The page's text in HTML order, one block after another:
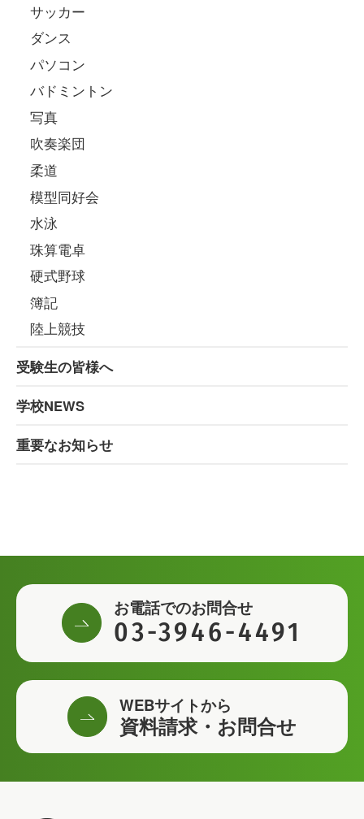
サッカー
ダンス
パソコン
バドミントン
写真
吹奏楽団
柔道
模型同好会
水泳
珠算電卓
硬式野球
簿記
陸上競技
受験生の皆様へ
学校NEWS
重要なお知らせ
お電話でのお問合せ
03-3946-4491
WEBサイトから
資料請求・お問合せ